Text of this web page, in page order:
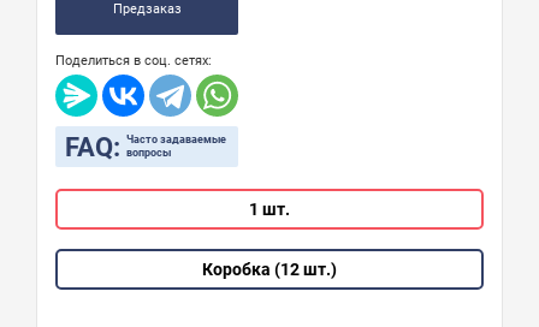
Предзаказ
Поделиться в соц. сетях:
FAQ: Часто задаваемые
вопросы
1 шт.
Коробка (12 шт.)